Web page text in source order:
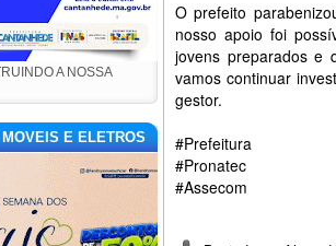
A NOSSA
MOVEIS E ELETROS
O prefeito
nosso apoio foi
jovens preparados e
vamos continuar
gestor.
#Prefeitura
#Pronatec
#Assecom